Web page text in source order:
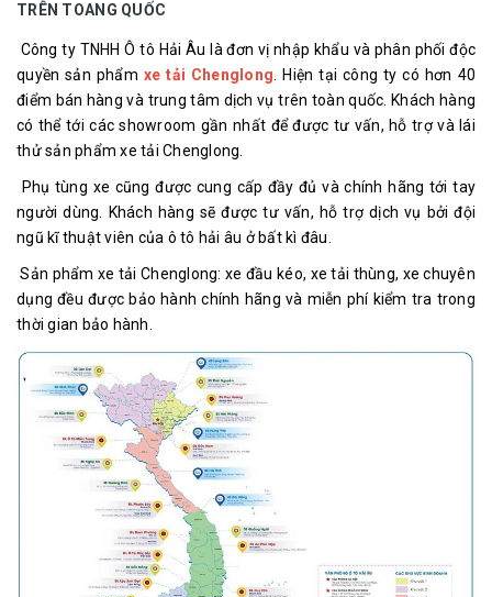
TRÊN TOANG QUỐC
Công ty TNHH Ô tô Hải Âu là đơn vị nhập khẩu và phân phối độc
quyền sản phẩm xe tải Chenglong . Hiện tại công ty có hơn 40
điểm bán hàng và trung tâm dịch vụ trên toàn quốc. Khách hàng
có thể tới các showroom gần nhất để được tư vấn, hỗ trợ và lái
thử sản phẩm xe tải Chenglong.
Phụ tùng xe cũng được cung cấp đầy đủ và chính hãng tới tay
người dùng. Khách hàng sẽ được tư vấn, hỗ trợ dịch vụ bởi đội
ngũ kĩ thuật viên của ô tô hải âu ở bất kì đâu.
Sản phẩm xe tải Chenglong: xe đầu kéo, xe tải thùng, xe chuyên
dụng đều được bảo hành chính hãng và miễn phí kiểm tra trong
thời gian bảo hành.